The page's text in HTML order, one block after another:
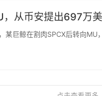
，从币安提出697万
巨鲸在割肉SPCX后转向